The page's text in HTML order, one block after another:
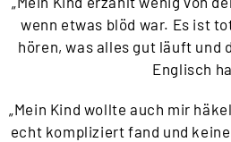
wenn etwas blöd war. Es ist
hören, was alles gut läuft und
Englisch
„Mein Kind wollte auch mir
echt kompliziert fand und